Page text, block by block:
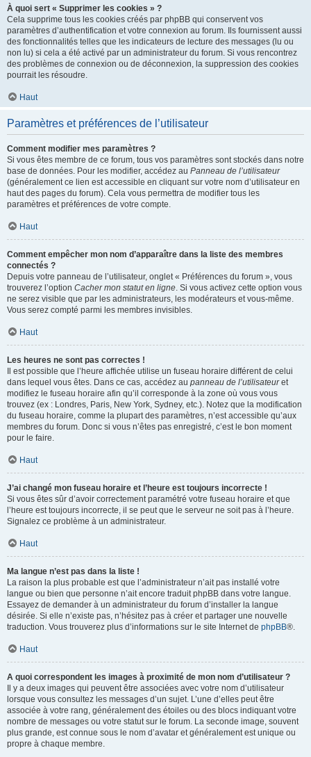
À quoi sert « Supprimer les cookies » ?
Cela supprime tous les cookies créés par phpBB qui conservent vos
paramètres d’authentification et votre connexion au forum. Ils fournissent aussi
des fonctionnalités telles que les indicateurs de lecture des messages (lu ou
non lu) si cela a été activé par un administrateur du forum. Si vous rencontrez
des problèmes de connexion ou de déconnexion, la suppression des cookies
pourrait les résoudre.
Haut
Paramètres et préférences de l’utilisateur
Comment modifier mes paramètres ?
Si vous êtes membre de ce forum, tous vos paramètres sont stockés dans notre
base de données. Pour les modifier, accédez au Panneau de l’utilisateur
(généralement ce lien est accessible en cliquant sur votre nom d’utilisateur en
haut des pages du forum). Cela vous permettra de modifier tous les
paramètres et préférences de votre compte.
Haut
Comment empêcher mon nom d’apparaître dans la liste des membres
connectés ?
Depuis votre panneau de l’utilisateur, onglet « Préférences du forum », vous
trouverez l’option Cacher mon statut en ligne. Si vous activez cette option vous
ne serez visible que par les administrateurs, les modérateurs et vous-même.
Vous serez compté parmi les membres invisibles.
Haut
Les heures ne sont pas correctes !
Il est possible que l’heure affichée utilise un fuseau horaire différent de celui
dans lequel vous êtes. Dans ce cas, accédez au panneau de l’utilisateuret
modifiez le fuseau horaire afin qu’il corresponde à la zone où vous vous
trouvez (ex : Londres, Paris, New York, Sydney, etc.). Notez que la modification
du fuseau horaire, comme la plupart des paramètres, n’est accessible qu’aux
membres du forum. Donc si vous n’êtes pas enregistré, c’est le bon moment
pour le faire.
Haut
J’ai changé mon fuseau horaire et l’heure est toujours incorrecte !
Si vous êtes sûr d’avoir correctement paramétré votre fuseau horaire et que
l’heure est toujours incorrecte, il se peut que le serveur ne soit pas à l’heure.
Signalez ce problème à un administrateur.
Haut
Ma langue n’est pas dans la liste !
La raison la plus probable est que l’administrateur n’ait pas installé votre
langue ou bien que personne n’ait encore traduit phpBB dans votre langue.
Essayez de demander à un administrateur du forum d’installer la langue
désirée. Si elle n’existe pas, n’hésitez pas à créer et partager une nouvelle
traduction. Vous trouverez plus d’informations sur le site Internet de phpBB®.
Haut
A quoi correspondent les images à proximité de mon nom d’utilisateur ?
Il y a deux images qui peuvent être associées avec votre nom d’utilisateur
lorsque vous consultez les messages d’un sujet. L’une d’elles peut être
associée à votre rang, généralement des étoiles ou des blocs indiquant votre
nombre de messages ou votre statut sur le forum. La seconde image, souvent
plus grande, est connue sous le nom d’avatar et généralement est unique ou
propre à chaque membre.